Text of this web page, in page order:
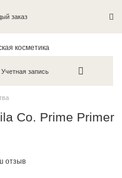
заказ
Учетная запись
Co. Prime Primer
отзыв